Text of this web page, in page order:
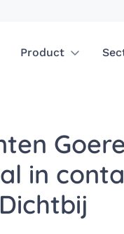
Product
in